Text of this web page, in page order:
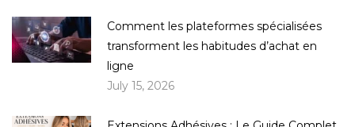
Comment les plateformes spécialisées
transforment les habitudes d’achat en
ligne
July 15, 2026